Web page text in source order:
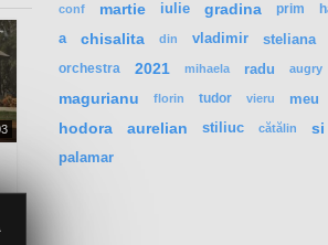
conf martie iulie gradina prim
a
chisalita din vladimir steliana
orchestra 2021 mihaela radu augry
magurianu florin tudor vieru
meu
hodora
aurelian stiliuc cătălin si
palamar